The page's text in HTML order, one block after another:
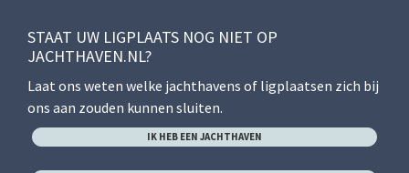
STAAT UW LIGPLAATS NOG NIET OP
JACHTHAVEN.NL?
Laat ons weten welke jachthavens of ligplaatsen zich bij
ons aan zouden kunnen sluiten.
IK HEB EEN JACHTHAVEN